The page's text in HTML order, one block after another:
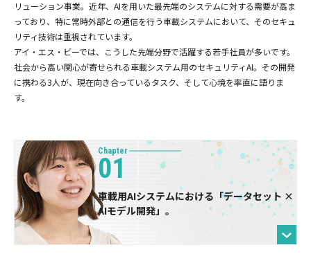
リューション事業。近年、AIを用いた最先端のシステムに対する需要が高ま
っており、特に常時外部との通信を行う車載システムにおいて、そのセキュ
リティ技術は重視されています。
アイ・エス・ビーでは、こうした先端分野で活躍する若手社員が多いです。
社会から高い関心が寄せられる車載システム用のセキュリティAI。その開発
に携わる3人が、現在向き合っているタスク、そして心境を率直に語りま
す。
Chapter
01
車載用AIシステムにおける 「データセット ×
AIモデル開発」。